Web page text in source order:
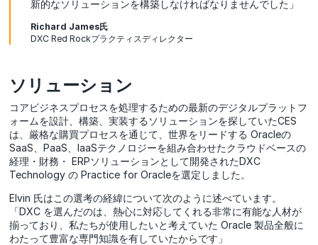
新的なソリューションを構築しなければなりませんでした」
Richard James氏
DXC Red Rockプラクティスディレクター
ソリューション
コアビジネスプロセスを処理するための最新のデジタルプラットフ
ォームを設計、構築、実装するソリューションを探していたCES
は、厳格な購買プロセスを通じて、世界をリードする Oracleの
SaaS、PaaS、IaaSテクノロジーを組み合わせたクラウドベースの
経理・財務・ ERPソリューションとして開発されたDXC
Technology の Practice for Oracleを選定しました。
Elvin 氏はこの選考の経緯について次のように述べています。
「DXC を選んだのは、熱心に対応してくれる非常に有能な人材が
揃っており、私たちが使用したいと考えていた Oracle 製品全般に
わたって豊富な専門知識を有していたからです」